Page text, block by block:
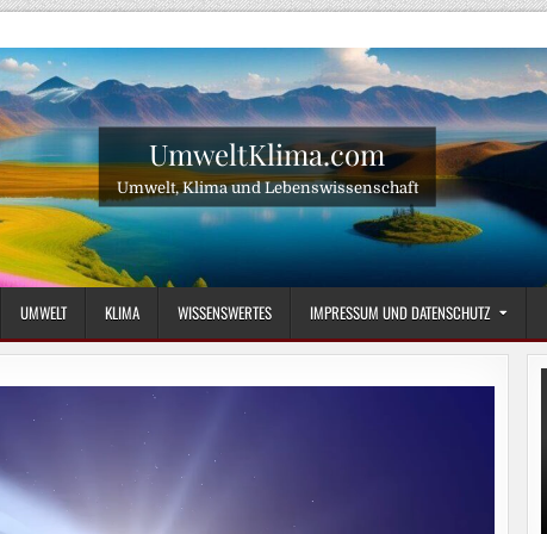
UmweltKlima.com
Umwelt, Klima und Lebenswissenschaft
UMWELT KLIMA WISSENSWERTES IMPRESSUM UND DATENSCHUTZ